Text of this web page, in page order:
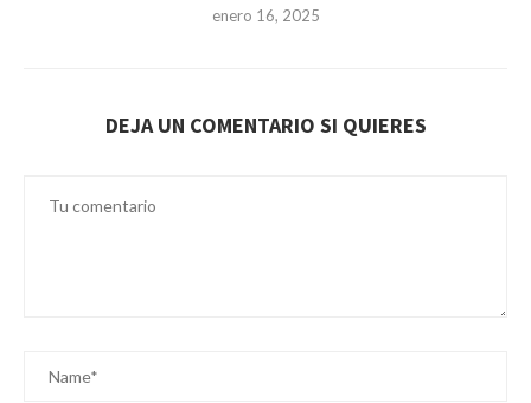
enero 16, 2025
DEJA UN COMENTARIO SI QUIERES